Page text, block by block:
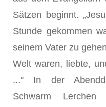
Sätzen beginnt.
Stunde gekommen
seinem Vater zu
Welt waren, liebte,
..." In der
Schwarm